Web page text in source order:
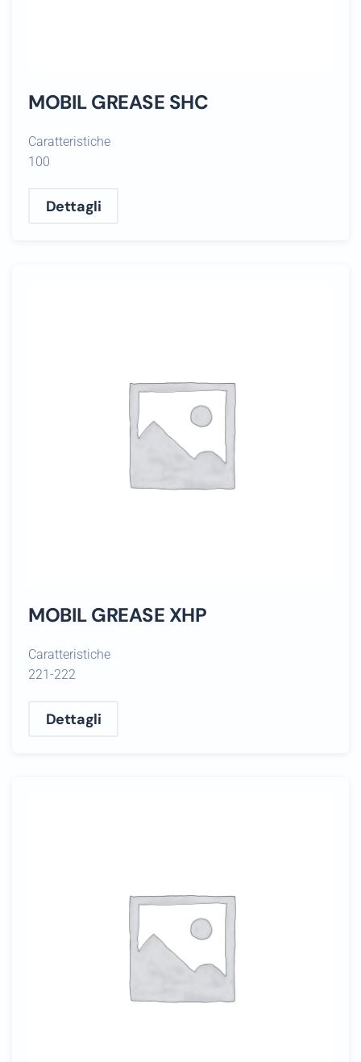
MOBIL GREASE SHC
Caratteristiche
100
Dettagli
MOBIL GREASE XHP
Caratteristiche
221-222
Dettagli